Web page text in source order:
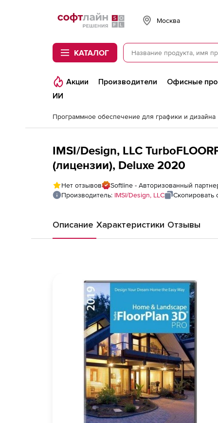
Softline
Москва
КАТАЛОГ
Акции Производители Офисные
ИИ
Программное обеспечение для графики и дизайна
IMSI/Design, LLC
(лицензии), Deluxe 2020
Нет отзывов
Softline - Авторизованный
Производитель: IMSI/Design, LLC Скопировать
Описание Характеристики Отзывы